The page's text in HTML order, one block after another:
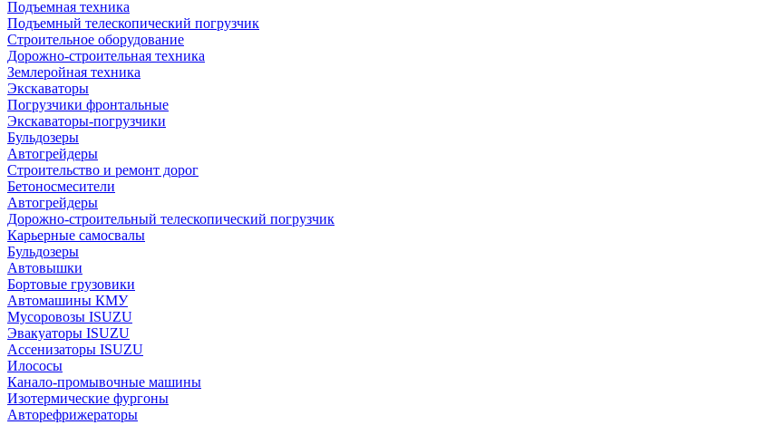
Подъемная техника
Подъемный телескопический погрузчик
Строительное оборудование
Дорожно-строительная техника
Землеройная техника
Экскаваторы
Погрузчики фронтальные
Экскаваторы-погрузчики
Бульдозеры
Автогрейдеры
Строительство и ремонт дорог
Бетоносмесители
Автогрейдеры
Дорожно-строительный телескопический погрузчик
Карьерные самосвалы
Бульдозеры
Автовышки
Бортовые грузовики
Автомашины КМУ
Мусоровозы ISUZU
Эвакуаторы ISUZU
Ассенизаторы ISUZU
Илососы
Канало-промывочные машины
Изотермические фургоны
Авторефрижераторы